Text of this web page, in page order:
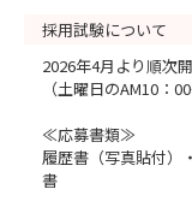
採用試験について
2026年4月より順次開
（土曜日のAM10：
≪応募書類≫
履歴書（写真貼付）
書